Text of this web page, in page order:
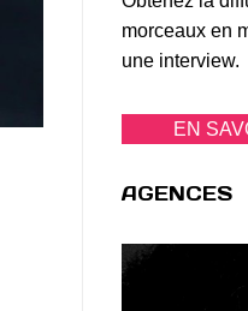
morceaux en
une interview.
EN
AGENCES